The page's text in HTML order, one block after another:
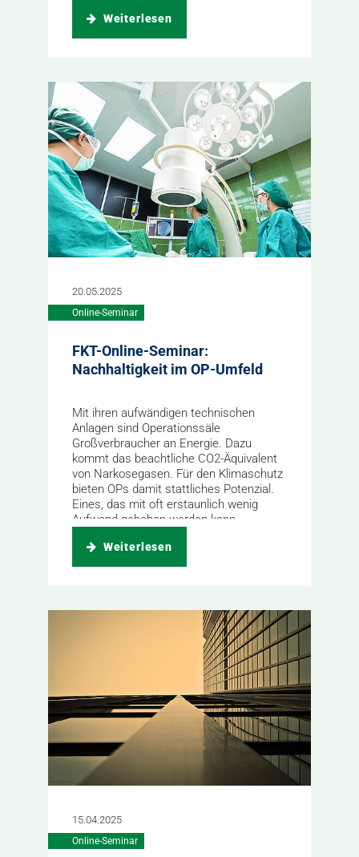
Weiterlesen
20.05.2025
Online-Seminar
FKT-Online-Seminar:
Nachhaltigkeit im OP-Umfeld
Mit ihren aufwändigen technischen
Anlagen sind Operationssäle
Großverbraucher an Energie. Dazu
kommt das beachtliche CO2-Äquivalent
von Narkosegasen. Für den Klimaschutz
bieten OPs damit stattliches Potenzial.
Eines, das mit oft erstaunlich wenig
Aufwand gehoben werden kann.
Weiterlesen
15.04.2025
Online-Seminar